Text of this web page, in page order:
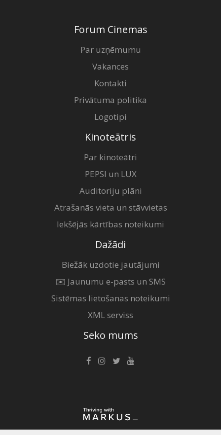
Forum Cinemas
Par uzņēmumu
Vakances
Kontakti
Privātuma politika
Logotipi
Kinoteātris
Par kinoteātri
PEPSI un LUX
Auditoriju plāni
Atrašanās vieta un stāvvietas
Iekšējās kārtības noteikumi
Dažādi
Biežāk uzdotie jautājumi
✉️ Jaunumu e-pasts un SMS
Sistēmas lietošanas noteikumi
XML serviss
Seko mums